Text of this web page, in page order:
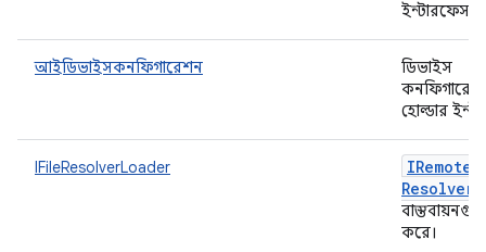
ইন্টারফেস।
আইডিভাইসকনফিগারেশন
ডিভাইস
হোল্ডার
IFileResolverLoader IRemote
Resolver
করে।